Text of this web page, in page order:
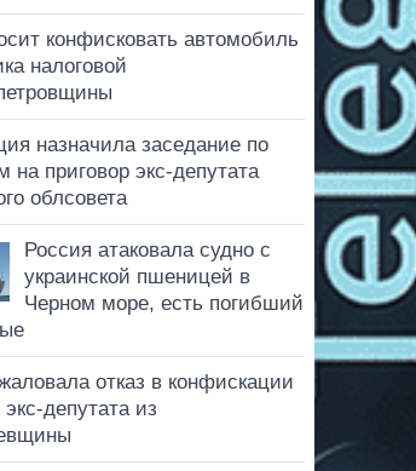
конфисковать автомобиль
налоговой
назначила заседание по
на приговор экс-депутата
облсовета
Россия атаковала судно с
украинской пшеницей в
Черном море, есть погибший
отказ в конфискации
экс-депутата из